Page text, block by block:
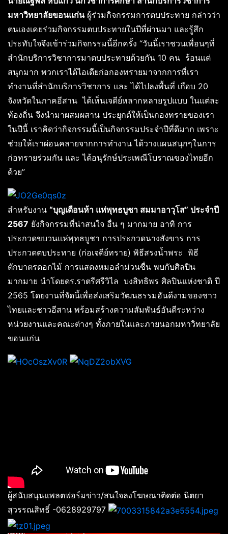
มหาวิทยาลัยขอนแก่นผู้ร่วมกิจกรรมการตบประทาย กล่าวว่า
ตนเองเคยร่วมกิจกรรมตบประทายในปีที่ผ่านมา และรู้สึก
ประทับใจจึงเข้าร่วมกิจกรรมนี้อีกครั้ง “วันนี้เราชวนเพื่อนๆที่
สำนักบริการวิชาการมาตบประทายด้วยกัน 10 คน ร้อนแต่
สนุกมาก พวกเราได้ไอเดียก่อกองทรายมาจากการที่เรา
ทำงานที่สำนักบริการวิชาการ และ ได้ไปลงพื้นที่ เกือบ 20
จังหวัดในภาคอีสาน ได้เห็นเจดีย์หลากหลายรูปแบบ ในแต่ละ
ท้องถิ่น จึงนำมาผสมผสาน ประยุกต์ให้เป็นกองทรายของเรา
ในปีนี้ เราคิดว่ากิจกรรมนี้เป็นกิจกรรมประจำปีที่ดีมาก เพราะ
ช่วยให้เราผ่อนคลายจากการทำงาน ได้วางแผนสนุกๆในการ
ก่อทรายร่วมกัน และ ได้อนุรักษ์ประเพณีโบราณของไทยอีก
ด้วย”
สำหรับงาน “บุญเดือนห้า แห่พุทธบูชา สมมาอาวุโส” ประจำปี
2567 ยังกิจกรรมที่น่าสนใจ อื่น ๆ มากมาย อาทิ การ
ประกวดขบวนแห่พุทธบูชา การประกวดนางสังขาร การ
ประกวดตบประทาย (ก่อเจดีย์ทราย) พิธีสรงน้ำพระ พิธี
ตักบาตรดอกไม้ การแสดงหมอลำม่วนซื่น พบกับศิลปิน
มากมาย นำโดยดร.ราตรีศรีวิไล บงสิทธิพร ศิลปินแห่งชาติ ปี
2565 โดยงานที่จัดนี้เพื่อส่งเสริมวัฒนธรรมอันดีงามของชาว
ไทยและชาวอีสาน พร้อมสร้างความสัมพันธ์อันดีระหว่าง
หน่วยงานและคณะต่างๆ ทั้งภายในและภายนอกมหาวิทยาลัย
ขอนแก่น
ผู้สนับสนุนแพลตฟอร์มข่าว/สนใจลงโฆษณาติดต่อ นิตยา
สุวรรณสิทธิ์ -0628929797